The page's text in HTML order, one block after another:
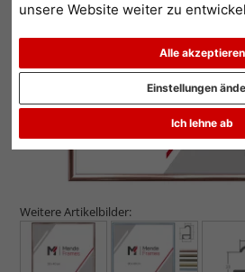
unsere Website weiter zu
Alle akzeptieren
Ich lehne ab
Einstellungen
Zurück
Weitere Artikelbilder: